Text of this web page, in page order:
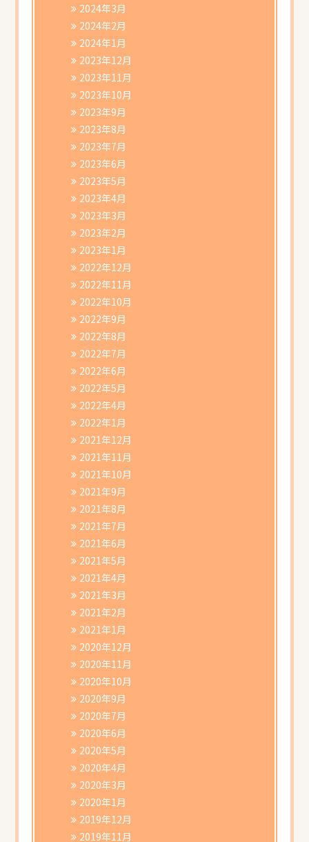
2024年3月
2024年2月
2024年1月
2023年12月
2023年11月
2023年10月
2023年9月
2023年8月
2023年7月
2023年6月
2023年5月
2023年4月
2023年3月
2023年2月
2023年1月
2022年12月
2022年11月
2022年10月
2022年9月
2022年8月
2022年7月
2022年6月
2022年5月
2022年4月
2022年1月
2021年12月
2021年11月
2021年10月
2021年9月
2021年8月
2021年7月
2021年6月
2021年5月
2021年4月
2021年3月
2021年2月
2021年1月
2020年12月
2020年11月
2020年10月
2020年9月
2020年7月
2020年6月
2020年5月
2020年4月
2020年3月
2020年1月
2019年12月
2019年11月